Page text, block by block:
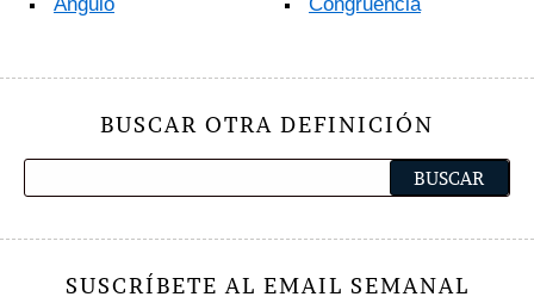
Ángulo Congruencia
BUSCAR OTRA DEFINICIÓN
SUSCRÍBETE AL EMAIL SEMANAL